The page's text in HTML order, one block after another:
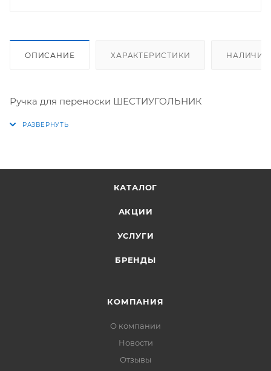
ОПИСАНИЕ ХАРАКТЕРИСТИКИ НАЛИЧИЕ
Ручка для переноски ШЕСТИУГОЛЬНИК
КАТАЛОГ
АКЦИИ
УСЛУГИ
БРЕНДЫ
КОМПАНИЯ
О компании
Новости
Отзывы